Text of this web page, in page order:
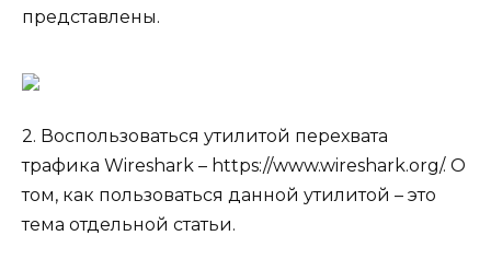
представлены.
2. Воспользоваться утилитой перехвата
трафика Wireshark – https://www.wireshark.org/. О
том, как пользоваться данной утилитой – это
тема отдельной статьи.